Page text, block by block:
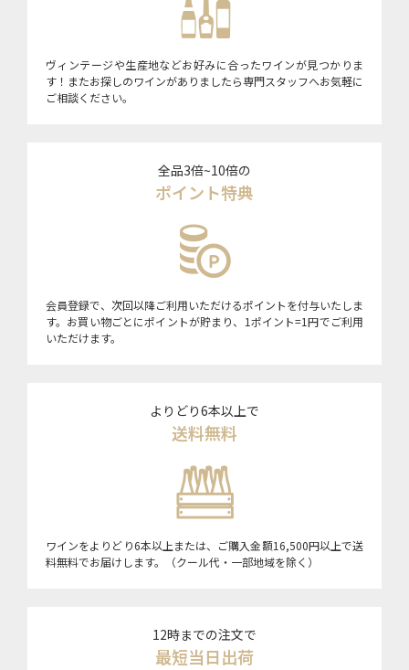
ヴィンテージや生産地などお好みに合ったワインが見つかりま
す！またお探しのワインがありましたら専門スタッフへお気軽に
ご相談ください。
全品3倍~10倍の
ポイント特典
会員登録で、次回以降ご利用いただけるポイントを付与いたしま
す。お買い物ごとにポイントが貯まり、1ポイント=1円でご利用
いただけます。
よりどり6本以上で
送料無料
ワインをよりどり6本以上または、ご購入金額16,500円以上で送
料無料でお届けします。（クール代・一部地域を除く）
12時までの注文で
最短当日出荷